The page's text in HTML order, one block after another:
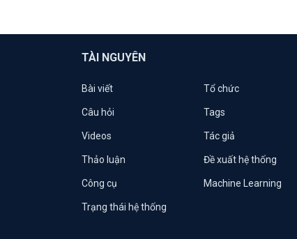
TÀI NGUYÊN
Bài viết Tổ chức
Câu hỏi Tags
Videos Tác giả
Thảo luận Đề xuất hệ thống
Công cụ Machine Learning
Trạng thái hệ thống